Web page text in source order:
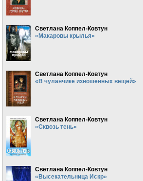
Светлана Коппел-Ковтун
«Макаровы крылья»
Светлана Коппел-Ковтун
«В чуланчике изношенных вещей»
Светлана Коппел-Ковтун
«Сквозь тень»
Светлана Коппел-Ковтун
«Высекательница Искр»